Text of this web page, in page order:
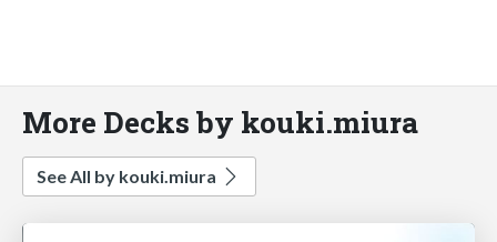
More Decks by kouki.miura
See All by kouki.miura